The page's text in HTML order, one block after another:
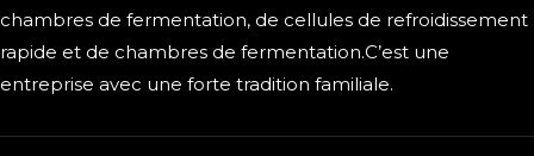
chambres de fermentation, de cellules de refroidissement
rapide et de chambres de fermentation.C’est une
entreprise avec une forte tradition familiale.